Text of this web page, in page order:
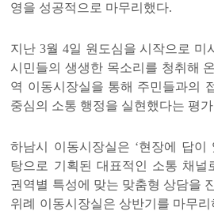
영을 성공적으로 마무리했다.
지난3월 4일 원도심을 시작으로 미
시민들의 생생한 목소리를 청취해
역 이동시장실을 통해 주민들과의
중심의 소통 행정을 실현했다는 평
하남시 이동시장실은 ‘현장에 답이
탕으로 기획된 대표적인 소통 채널
권역별 특성에 맞는 맞춤형 상담을
위례 이동시장실은 상반기를 마무리